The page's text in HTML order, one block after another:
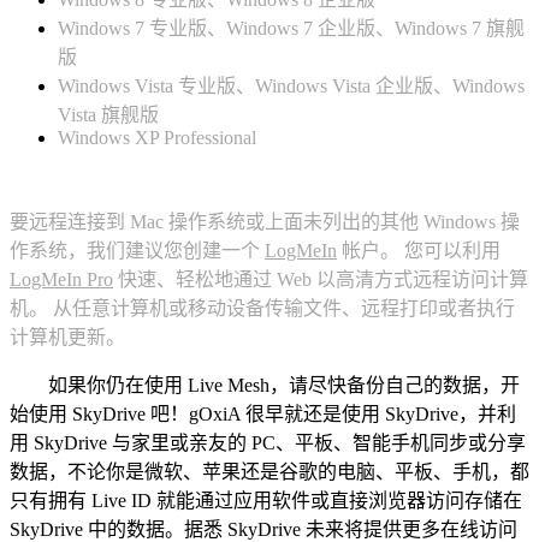
Windows 7 专业版、Windows 7 企业版、Windows 7 旗舰
版
Windows Vista 专业版、Windows Vista 企业版、Windows
Vista 旗舰版
Windows XP Professional
要远程连接到 Mac 操作系统或上面未列出的其他 Windows 操
作系统，我们建议您创建一个 LogMeIn 帐户。 您可以利用
LogMeIn Pro 快速、轻松地通过 Web 以高清方式远程访问计算
机。 从任意计算机或移动设备传输文件、远程打印或者执行
计算机更新。
如果你仍在使用 Live Mesh，请尽快备份自己的数据，开
始使用 SkyDrive 吧！gOxiA 很早就还是使用 SkyDrive，并利
用 SkyDrive 与家里或亲友的 PC、平板、智能手机同步或分享
数据，不论你是微软、苹果还是谷歌的电脑、平板、手机，都
只有拥有 Live ID 就能通过应用软件或直接浏览器访问存储在
SkyDrive 中的数据。据悉 SkyDrive 未来将提供更多在线访问